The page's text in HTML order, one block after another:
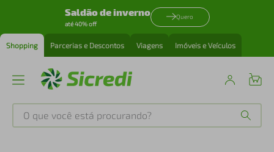
Saldão de inverno
até 40% off
Quero
Shopping Parcerias e Descontos Viagens Imóveis e Veículos
O que você está procurando?